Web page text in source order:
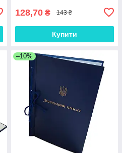
128,70 ₴ 143 ₴
Купити
–10%